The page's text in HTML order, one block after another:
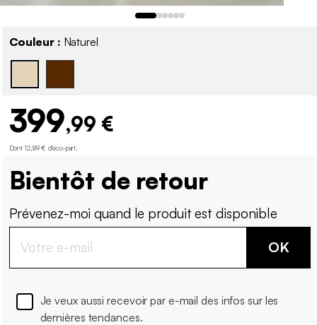
Couleur : Naturel
399,99 €
Dont 12,89 € d'éco-part
Bientôt de retour
Prévenez-moi quand le produit est disponible
OK
Je veux aussi recevoir par e-mail des infos sur les
dernières tendances.